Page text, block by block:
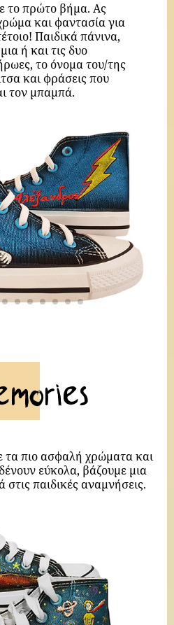
το πρώτο βήμα. Ας
και φαντασία για
Παιδικά πάνινα,
ή και τις δυο
το όνομα του/της
και φράσεις που
τον μπαμπά.
τα πιο ασφαλή χρώματα και
εύκολα, βάζουμε μια
στις παιδικές αναμνήσεις.